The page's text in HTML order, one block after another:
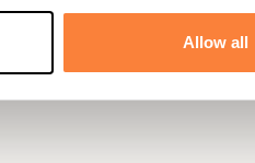
Allow all